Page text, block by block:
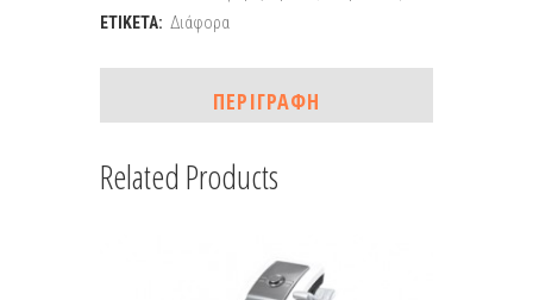
ΕΤΙΚΈΤΑ: Διάφορα
ΠΕΡΙΓΡΑΦΉ
Related Products